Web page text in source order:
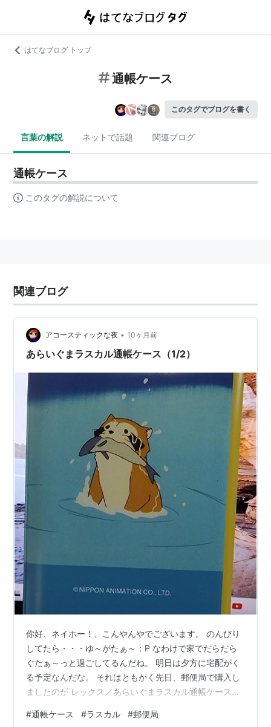
はてなブログ トップ
通帳ケース
このタグでブログを書く
言葉の解説 ネットで話題 関連ブログ
通帳ケース
このタグの解説について
関連ブログ
アコースティックな夜 • 10ヶ月前
あらいぐまラスカル通帳ケース（1/2）
你好、ネイホー！、こんやんやでございます。 のんびり
してたら・・・ゆ～がたぁ～：P なわけで家でだらだら
ぐたぁ～っと過ごしてるんだね。 明日は夕方に宅配がく
る予定なんだな。 それはともかく先日、郵便局で購入し
ましたのが レックス／あらいぐまラスカル通帳ケースＡ
くラスカル柄が並んでたのを見つけ とってもラスカルで
#通帳ケース #ラスカル #郵便局